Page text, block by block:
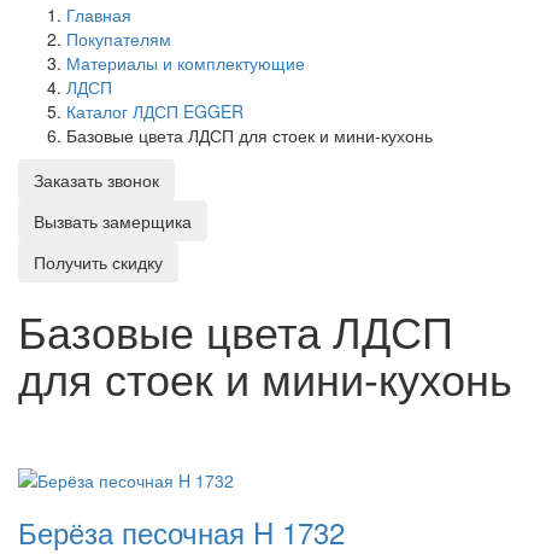
Главная
Покупателям
Материалы и комплектующие
ЛДСП
Каталог ЛДСП EGGER
Базовые цвета ЛДСП для стоек и мини-кухонь
Заказать звонок
Вызвать замерщика
Получить скидку
Базовые цвета ЛДСП
для стоек и мини-кухонь
Берёза песочная H 1732